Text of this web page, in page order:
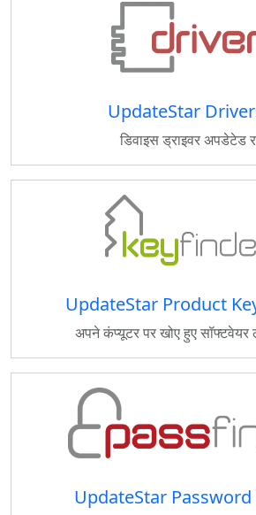
UpdateStar
डिवाइस ड्राइवर अपडेटेड
UpdateStar Product
अपने कंप्यूटर पर खोए हुए
UpdateStar Password